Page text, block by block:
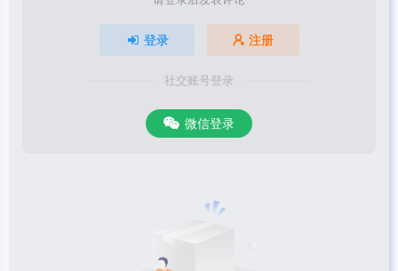
登录 注册
社交账号登录
微信登录